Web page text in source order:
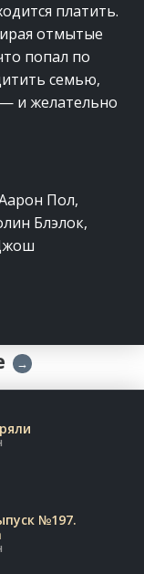
платить.
отмытые
попал по
семью,
и желательно
Пол,
Блэлок,
→
№197.